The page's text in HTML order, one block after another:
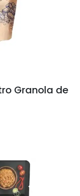
Granola de